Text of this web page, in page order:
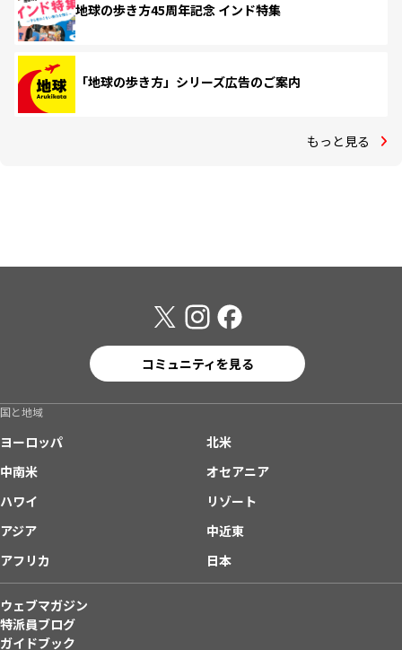
地球の歩き方45周年記念 インド特集
「地球の歩き方」シリーズ広告のご案内
もっと見る
コミュニティを見る
国と地域
ヨーロッパ
北米
中南米
オセアニア
ハワイ
リゾート
アジア
中近東
アフリカ
日本
ウェブマガジン
特派員ブログ
ガイドブック